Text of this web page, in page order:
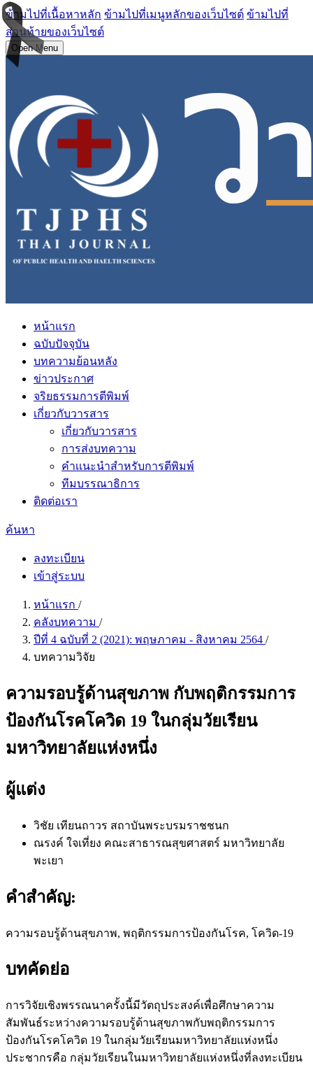
ข้ามไปที่เนื้อหาหลัก ข้ามไปที่เมนูหลักของเว็บไซต์ ข้ามไปที่
ส่วนท้ายของเว็บไซต์
Open Menu
หน้าแรก
ฉบับปัจจุบัน
บทความย้อนหลัง
ข่าวประกาศ
จริยธรรมการตีพิมพ์
เกี่ยวกับวารสาร
เกี่ยวกับวารสาร
การส่งบทความ
คำเเนะนำสำหรับการตีพิมพ์
ทีมบรรณาธิการ
ติดต่อเรา
ค้นหา
ลงทะเบียน
เข้าสู่ระบบ
หน้าแรก /
คลังบทความ /
ปีที่ 4 ฉบับที่ 2 (2021): พฤษภาคม - สิงหาคม 2564 /
บทความวิจัย
ความรอบรู้ด้านสุขภาพ กับพฤติกรรมการ
ป้องกันโรคโควิด 19 ในกลุ่มวัยเรียน
มหาวิทยาลัยแห่งหนึ่ง
ผู้แต่ง
วิชัย เทียนถาวร สถาบันพระบรมราชชนก
ณรงค์ ใจเที่ยง คณะสาธารณสุขศาสตร์ มหาวิทยาลัย
พะเยา
คำสำคัญ:
ความรอบรู้ด้านสุขภาพ, พฤติกรรมการป้องกันโรค, โควิด-19
บทคัดย่อ
การวิจัยเชิงพรรณนาครั้งนี้มีวัตถุประสงค์เพื่อศึกษาความ
สัมพันธ์ระหว่างความรอบรู้ด้านสุขภาพกับพฤติกรรมการ
ป้องกันโรคโควิด 19 ในกลุ่มวัยเรียนมหาวิทยาลัยแห่งหนึ่ง
ประชากรคือ กลุ่มวัยเรียนในมหาวิทยาลัยแห่งหนึ่งที่ลงทะเบียน